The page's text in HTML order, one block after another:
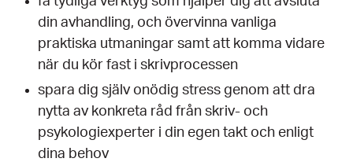
din avhandling, och övervinna vanliga
praktiska utmaningar samt att komma vidare
när du kör fast i skrivprocessen
spara dig själv onödig stress genom att dra
nytta av konkreta råd från skriv- och
psykologiexperter i din egen takt och enligt
dina behov